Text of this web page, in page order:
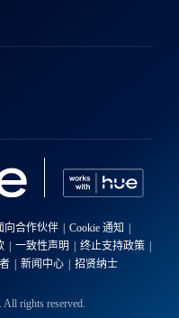
向合作伙伴
Cookie 通知
一致性声明
终止支持政策
新闻中心 招贤纳士
rights reserved.